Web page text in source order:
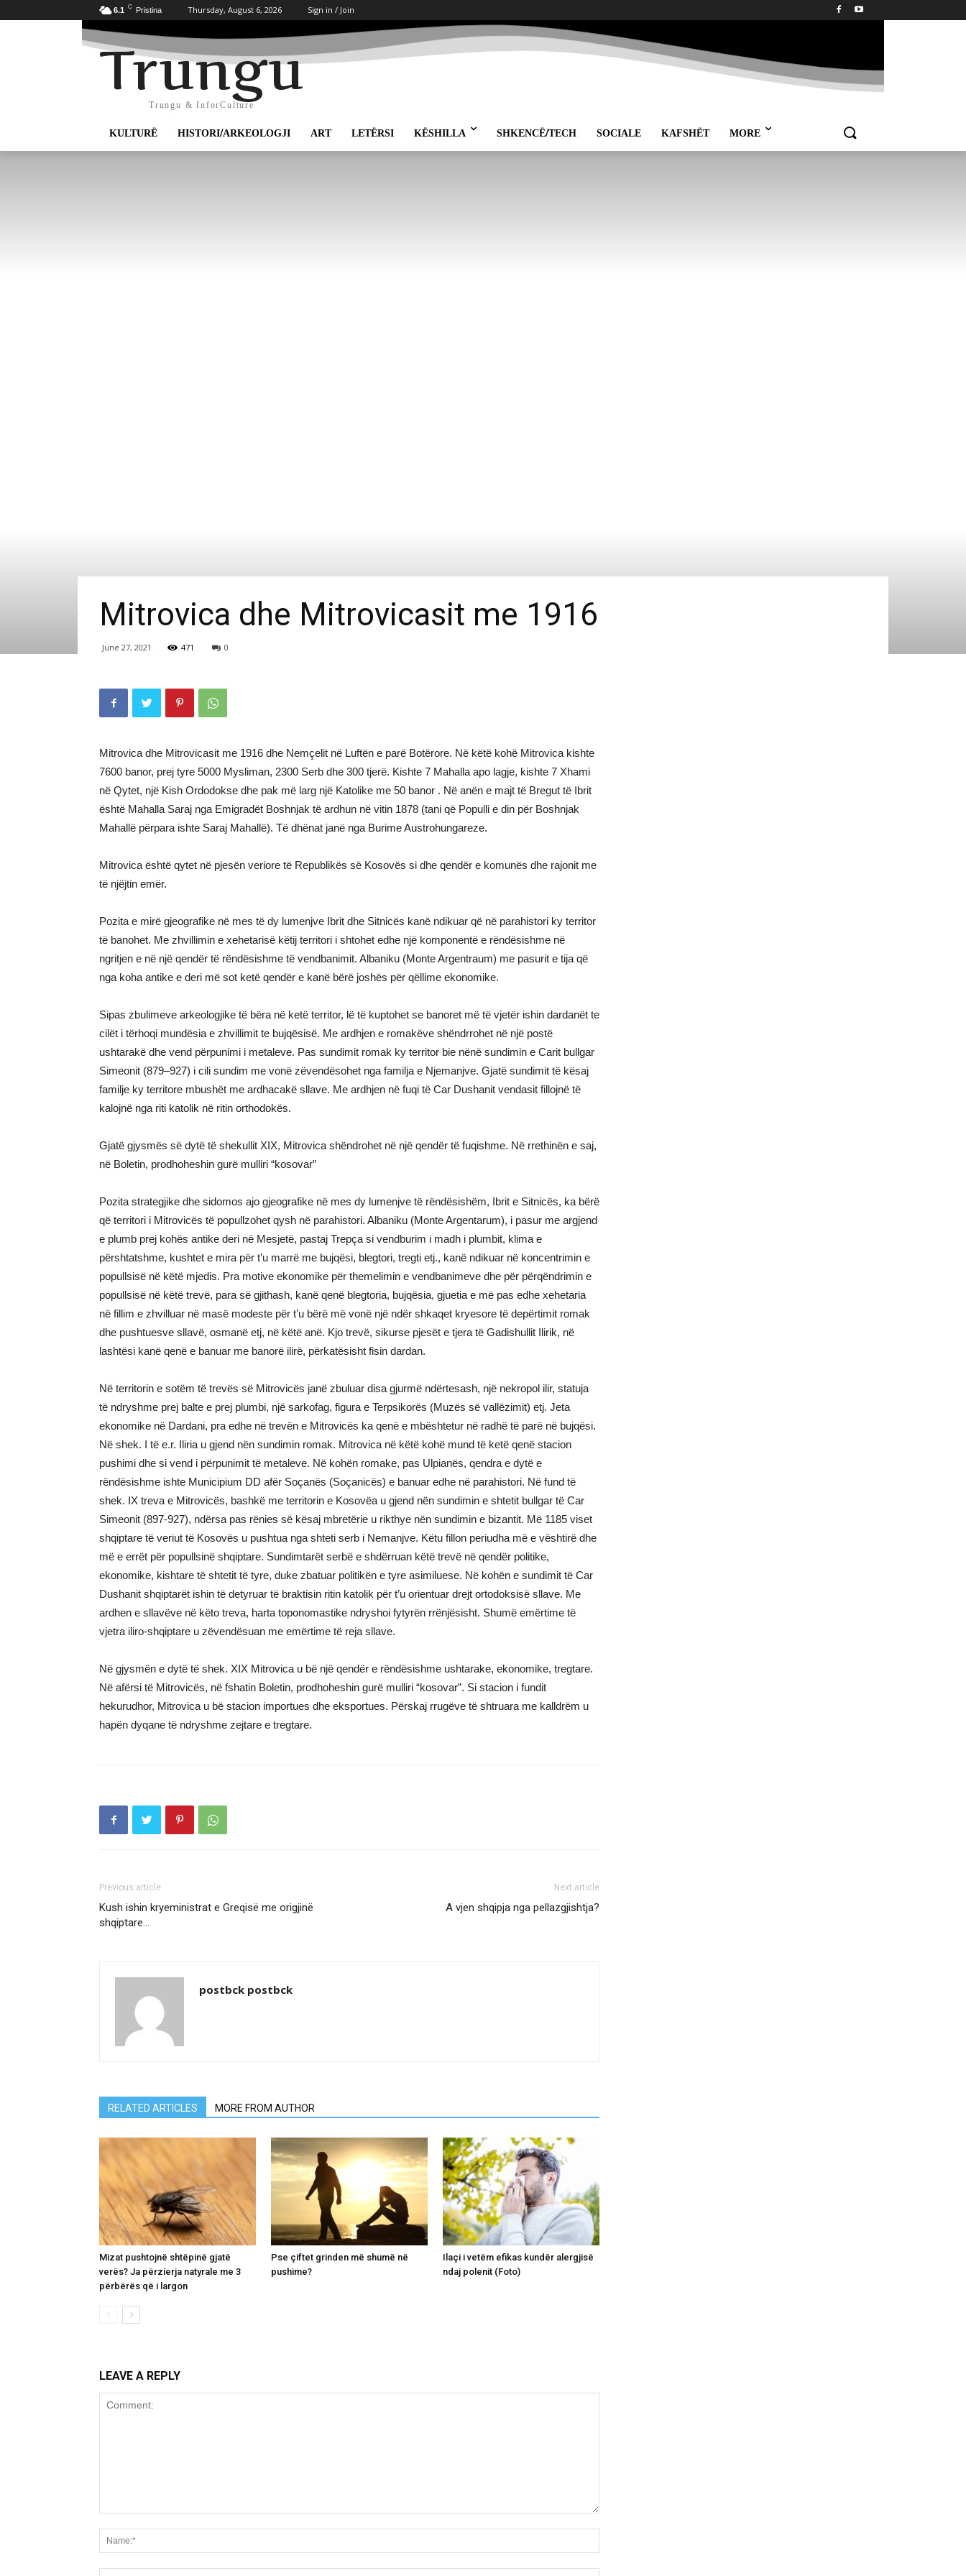
6.1 C Pristina Thursday, August 6, 2026 Sign in / Join
Trungu
Trungu & InforCulture
KULTURË HISTORI/ARKEOLOGJI ART LETËRSI KËSHILLA SHKENCË/TECH SOCIALE KAFSHËT MORE
Mitrovica dhe Mitrovicasit me 1916
June 27, 2021 471 0
Mitrovica dhe Mitrovicasit me 1916 dhe Nemçelit në Luftën e parë Botërore. Në këtë kohë Mitrovica kishte
7600 banor, prej tyre 5000 Mysliman, 2300 Serb dhe 300 tjerë. Kishte 7 Mahalla apo lagje, kishte 7 Xhami
në Qytet, një Kish Ordodokse dhe pak më larg një Katolike me 50 banor . Në anën e majt të Bregut të Ibrit
është Mahalla Saraj nga Emigradët Boshnjak të ardhun në vitin 1878 (tani që Populli e din për Boshnjak
Mahallë përpara ishte Saraj Mahallë). Të dhënat janë nga Burime Austrohungareze.
Mitrovica është qytet në pjesën veriore të Republikës së Kosovës si dhe qendër e komunës dhe rajonit me
të njëjtin emër.
Pozita e mirë gjeografike në mes të dy lumenjve Ibrit dhe Sitnicës kanë ndikuar që në parahistori ky territor
të banohet. Me zhvillimin e xehetarisë këtij territori i shtohet edhe një komponentë e rëndësishme në
ngritjen e në një qendër të rëndësishme të vendbanimit. Albaniku (Monte Argentraum) me pasurit e tija që
nga koha antike e deri më sot ketë qendër e kanë bërë joshës për qëllime ekonomike.
Sipas zbulimeve arkeologjike të bëra në ketë territor, lë të kuptohet se banoret më të vjetër ishin dardanët te
cilët i tërhoqi mundësia e zhvillimit te bujqësisë. Me ardhjen e romakëve shëndrrohet në një postë
ushtarakë dhe vend përpunimi i metaleve. Pas sundimit romak ky territor bie nënë sundimin e Carit bullgar
Simeonit (879–927) i cili sundim me vonë zëvendësohet nga familja e Njemanjve. Gjatë sundimit të kësaj
familje ky territore mbushët me ardhacakë sllave. Me ardhjen në fuqi të Car Dushanit vendasit fillojnë të
kalojnë nga riti katolik në ritin orthodokës.
Gjatë gjysmës së dytë të shekullit XIX, Mitrovica shëndrohet në një qendër të fuqishme. Në rrethinën e saj,
në Boletin, prodhoheshin gurë mulliri “kosovar”
Pozita strategjike dhe sidomos ajo gjeografike në mes dy lumenjve të rëndësishëm, Ibrit e Sitnicës, ka bërë
që territori i Mitrovicës të popullzohet qysh në parahistori. Albaniku (Monte Argentarum), i pasur me argjend
e plumb prej kohës antike deri në Mesjetë, pastaj Trepça si vendburim i madh i plumbit, klima e
përshtatshme, kushtet e mira për t’u marrë me bujqësi, blegtori, tregti etj., kanë ndikuar në koncentrimin e
popullsisë në këtë mjedis. Pra motive ekonomike për themelimin e vendbanimeve dhe për përqëndrimin e
popullsisë në këtë trevë, para së gjithash, kanë qenë blegtoria, bujqësia, gjuetia e më pas edhe xehetaria
në fillim e zhvilluar në masë modeste për t’u bërë më vonë një ndër shkaqet kryesore të depërtimit romak
dhe pushtuesve sllavë, osmanë etj, në këtë anë. Kjo trevë, sikurse pjesët e tjera të Gadishullit Ilirik, në
lashtësi kanë qenë e banuar me banorë ilirë, përkatësisht fisin dardan.
Në territorin e sotëm të trevës së Mitrovicës janë zbuluar disa gjurmë ndërtesash, një nekropol ilir, statuja
të ndryshme prej balte e prej plumbi, një sarkofag, figura e Terpsikorës (Muzës së vallëzimit) etj. Jeta
ekonomike në Dardani, pra edhe në trevën e Mitrovicës ka qenë e mbështetur në radhë të parë në bujqësi.
Në shek. I të e.r. Iliria u gjend nën sundimin romak. Mitrovica në këtë kohë mund të ketë qenë stacion
pushimi dhe si vend i përpunimit të metaleve. Në kohën romake, pas Ulpianës, qendra e dytë e
rëndësishme ishte Municipium DD afër Soçanës (Soçanicës) e banuar edhe në parahistori. Në fund të
shek. IX treva e Mitrovicës, bashkë me territorin e Kosovëa u gjend nën sundimin e shtetit bullgar të Car
Simeonit (897-927), ndërsa pas rënies së kësaj mbretërie u rikthye nën sundimin e bizantit. Më 1185 viset
shqiptare të veriut të Kosovës u pushtua nga shteti serb i Nemanjve. Këtu fillon periudha më e vështirë dhe
më e errët për popullsinë shqiptare. Sundimtarët serbë e shdërruan këtë trevë në qendër politike,
ekonomike, kishtare të shtetit të tyre, duke zbatuar politikën e tyre asimiluese. Në kohën e sundimit të Car
Dushanit shqiptarët ishin të detyruar të braktisin ritin katolik për t’u orientuar drejt ortodoksisë sllave. Me
ardhen e sllavëve në këto treva, harta toponomastike ndryshoi fytyrën rrënjësisht. Shumë emërtime të
vjetra iliro-shqiptare u zëvendësuan me emërtime të reja sllave.
Në gjysmën e dytë të shek. XIX Mitrovica u bë një qendër e rëndësishme ushtarake, ekonomike, tregtare.
Në afërsi të Mitrovicës, në fshatin Boletin, prodhoheshin gurë mulliri “kosovar”. Si stacion i fundit
hekurudhor, Mitrovica u bë stacion importues dhe eksportues. Përskaj rrugëve të shtruara me kalldrëm u
hapën dyqane të ndryshme zejtare e tregtare.
Previous article
Kush ishin kryeministrat e Greqisë me origjinë
shqiptare…
Next article
A vjen shqipja nga pellazgjishtja?
postbck postbck
RELATED ARTICLES MORE FROM AUTHOR
Mizat pushtojnë shtëpinë gjatë
verës? Ja përzierja natyrale me 3
përbërës që i largon
Pse çiftet grinden më shumë në
pushime?
Ilaçi i vetëm efikas kundër alergjisë
ndaj polenit (Foto)
LEAVE A REPLY